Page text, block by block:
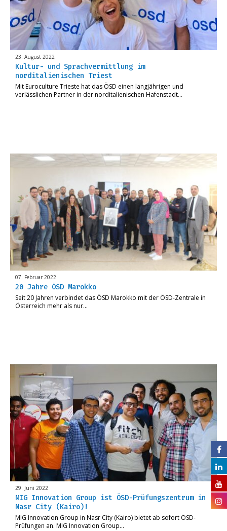
23. August 2022
Kultur- und Sprachvermittlung im
norditalienischen Triest
Mit Euroculture Trieste hat das ÖSD einen langjährigen und
verlässlichen Partner in der norditalienischen Hafenstadt…
07. Februar 2022
20 Jahre ÖSD Marokko
Seit 20 Jahren verbindet das ÖSD Marokko mit der ÖSD-Zentrale in
Österreich mehr als nur…
29. Juni 2022
MIG Innovation Group ist ÖSD-Prüfungszentrum in
Nasr City (Kairo)!
MIG Innovation Group in Nasr City (Kairo) bietet ab sofort ÖSD-
Prüfungen an. MIG Innovation Group…